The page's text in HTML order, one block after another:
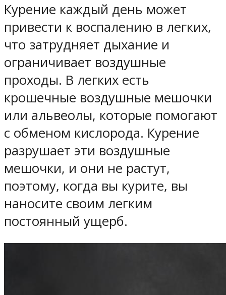
Курение каждый день может
привести к воспалению в легких,
что затрудняет дыхание и
ограничивает воздушные
проходы. В легких есть
крошечные воздушные мешочки
или альвеолы, которые помогают
с обменом кислорода. Курение
разрушает эти воздушные
мешочки, и они не растут,
поэтому, когда вы курите, вы
наносите своим легким
постоянный ущерб.